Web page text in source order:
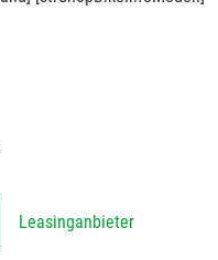
Leasinganbieter